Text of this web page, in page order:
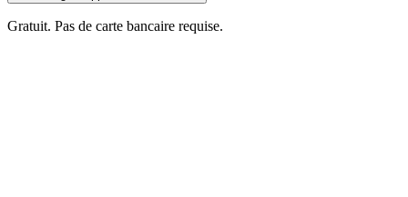
Gratuit. Pas de carte bancaire requise.